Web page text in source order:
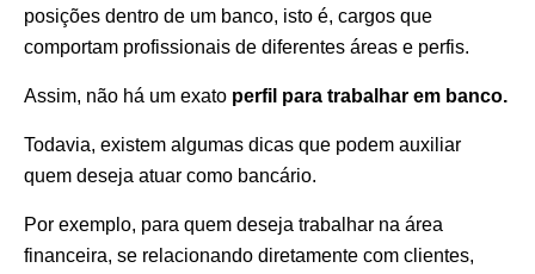
posições dentro de um banco, isto é, cargos que
comportam profissionais de diferentes áreas e perfis.
Assim, não há um exato perfil para trabalhar em banco.
Todavia, existem algumas dicas que podem auxiliar
quem deseja atuar como bancário.
Por exemplo, para quem deseja trabalhar na área
financeira, se relacionando diretamente com clientes,